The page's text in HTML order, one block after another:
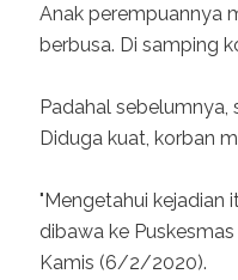
Anak perempuannya
berbusa. Di samping
Padahal
Diduga kuat, korban
"Mengetahui kejadian
dibawa ke
Kamis (6/2/2020).